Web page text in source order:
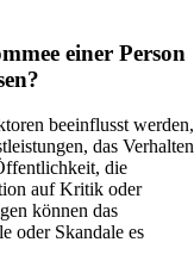
einer Person
beeinflusst werden,
das Verhalten
die
auf Kritik oder
können das
oder Skandale es